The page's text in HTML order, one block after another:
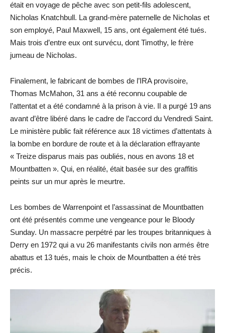
était en voyage de pêche avec son petit-fils adolescent,
Nicholas Knatchbull. La grand-mère paternelle de Nicholas et
son employé, Paul Maxwell, 15 ans, ont également été tués.
Mais trois d’entre eux ont survécu, dont Timothy, le frère
jumeau de Nicholas.
Finalement, le fabricant de bombes de l’IRA provisoire,
Thomas McMahon, 31 ans a été reconnu coupable de
l’attentat et a été condamné à la prison à vie. Il a purgé 19 ans
avant d’être libéré dans le cadre de l’accord du Vendredi Saint.
Le ministère public fait référence aux 18 victimes d’attentats à
la bombe en bordure de route et à la déclaration effrayante
« Treize disparus mais pas oubliés, nous en avons 18 et
Mountbatten ». Qui, en réalité, était basée sur des graffitis
peints sur un mur après le meurtre.
Les bombes de Warrenpoint et l’assassinat de Mountbatten
ont été présentés comme une vengeance pour le Bloody
Sunday. Un massacre perpétré par les troupes britanniques à
Derry en 1972 qui a vu 26 manifestants civils non armés être
abattus et 13 tués, mais le choix de Mountbatten a été très
précis.